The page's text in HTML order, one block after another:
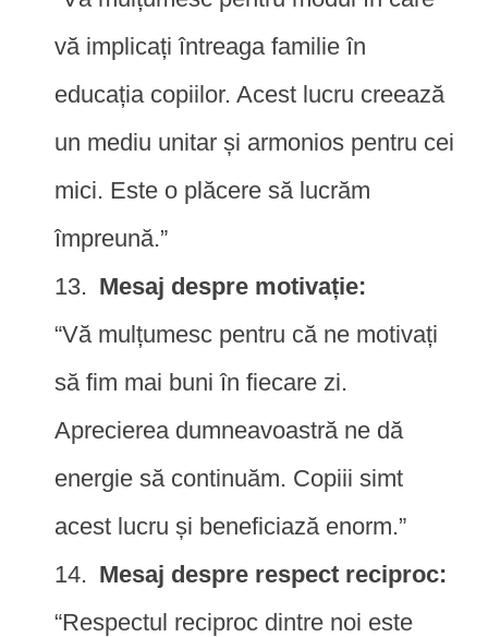
vă implicați întreaga familie în
educația copiilor. Acest lucru creează
un mediu unitar și armonios pentru cei
mici. Este o plăcere să lucrăm
împreună.”
Mesaj despre motivație:
“Vă mulțumesc pentru că ne motivați
să fim mai buni în fiecare zi.
Aprecierea dumneavoastră ne dă
energie să continuăm. Copiii simt
acest lucru și beneficiază enorm.”
Mesaj despre respect reciproc:
“Respectul reciproc dintre noi este